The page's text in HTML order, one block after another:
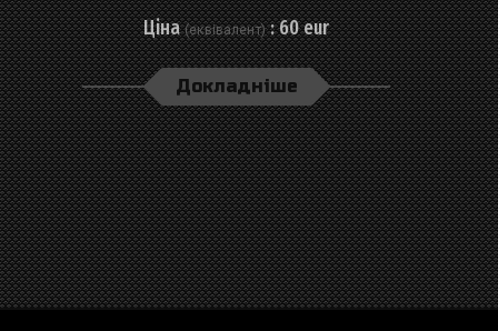
Ціна(еквівалент): 60 eur
Докладніше